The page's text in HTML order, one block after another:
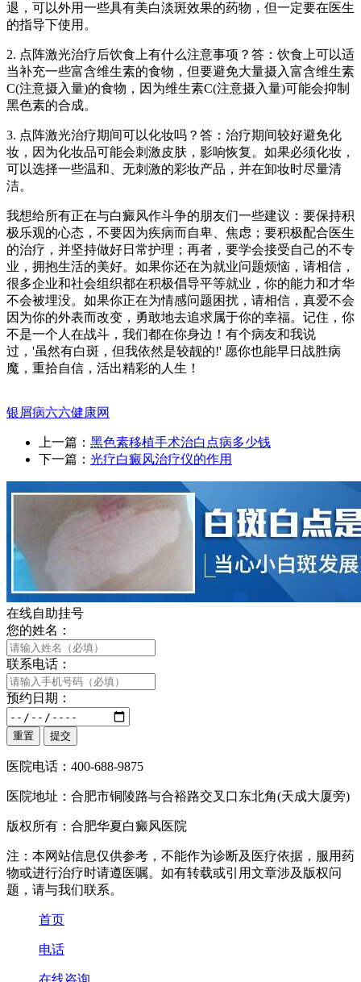
退，可以外用一些具有美白淡斑效果的药物，但一定要在医生
的指导下使用。
2. 点阵激光治疗后饮食上有什么注意事项？答：饮食上可以适
当补充一些富含维生素的食物，但要避免大量摄入富含维生素
C(注意摄入量)的食物，因为维生素C(注意摄入量)可能会抑制
黑色素的合成。
3. 点阵激光治疗期间可以化妆吗？答：治疗期间较好避免化
妆，因为化妆品可能会刺激皮肤，影响恢复。如果必须化妆，
可以选择一些温和、无刺激的彩妆产品，并在卸妆时尽量清
洁。
我想给所有正在与白癜风作斗争的朋友们一些建议：要保持积
极乐观的心态，不要因为疾病而自卑、焦虑；要积极配合医生
的治疗，并坚持做好日常护理；再者，要学会接受自己的不专
业，拥抱生活的美好。如果你还在为就业问题烦恼，请相信，
很多企业和社会组织都在积极倡导平等就业，你的能力和才华
不会被埋没。如果你正在为情感问题困扰，请相信，真爱不会
因为你的外表而改变，勇敢地去追求属于你的幸福。记住，你
不是一个人在战斗，我们都在你身边！有个病友和我说
过，'虽然有白斑，但我依然是较靓的!' 愿你也能早日战胜病
魔，重拾自信，活出精彩的人生！
银屑病六六健康网
上一篇： 黑色素移植手术治白点病多少钱
下一篇： 光疗白癜风治疗仪的作用
在线自助挂号
您的姓名：
联系电话：
预约日期：
医院电话：400-688-9875
医院地址：合肥市铜陵路与合裕路交叉口东北角(天成大厦旁)
版权所有：合肥华夏白癜风医院
注：本网站信息仅供参考，不能作为诊断及医疗依据，服用药
物或进行治疗时请遵医嘱。如有转载或引用文章涉及版权问
题，请与我们联系。
首页
电话